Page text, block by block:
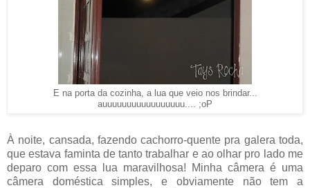
E na porta da cozinha, a lua que veio nos brindar...
auuuuuuuuuuuuuuuuu.... ;oP
À noite, cansada, fazendo cachorro-quente pra galera toda,
que estava faminta de tanto trabalhar e ao olhar pro lado me
deparo com essa lua maravilhosa! Minha câmera é uma
câmera doméstica simples, e obviamente não tem a